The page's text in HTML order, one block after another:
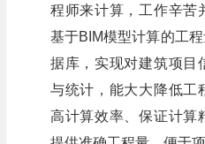
程师来计算，工作辛苦
基于BIM模型计算的工
据库，实现对建筑项目
与统计，能大大降低工
高计算效率、保证计算